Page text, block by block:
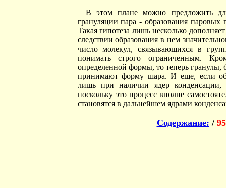
В этом плане можно предложить
грануляции пара - образования
Такая гипотеза лишь несколько
следствии образования в нем
число молекул, связывающихся в
понимать строго ограниченным.
определенной формы, то теперь
принимают форму шара. И еще, если
лишь при наличии ядер конденсации,
поскольку это процесс вполне
становятся в дальнейшем ядрами
Содержание: /